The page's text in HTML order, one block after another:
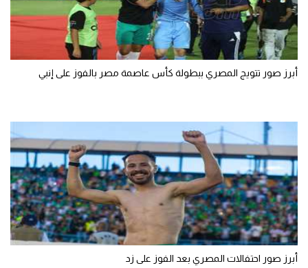
أبرز صور تتويج المصري ببطولة كأس عاصمة مصر بالفوز على إنبي
أبرز صور احتفالات المصري بعد الفوز على زد